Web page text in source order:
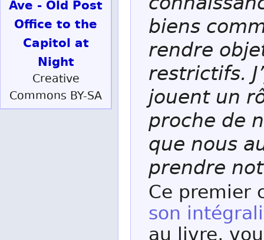
biens
rendre
restrictifs.
jouent un
proche de
que nous
prendre
Ce premier
son
Ave - Old Post
Office to the
Capitol at
Night
Creative
Commons BY-SA